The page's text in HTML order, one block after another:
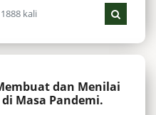
kali
dan Menilai
Masa Pandemi.